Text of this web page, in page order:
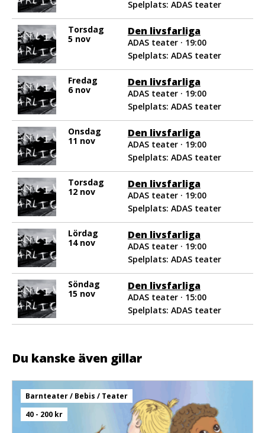
Spelplats: ADAS teater
Torsdag
5 nov
Den livsfarliga
ADAS teater · 19:00
Spelplats: ADAS teater
Fredag
6 nov
Den livsfarliga
ADAS teater · 19:00
Spelplats: ADAS teater
Onsdag
11 nov
Den livsfarliga
ADAS teater · 19:00
Spelplats: ADAS teater
Torsdag
12 nov
Den livsfarliga
ADAS teater · 19:00
Spelplats: ADAS teater
Lördag
14 nov
Den livsfarliga
ADAS teater · 19:00
Spelplats: ADAS teater
Söndag
15 nov
Den livsfarliga
ADAS teater · 15:00
Spelplats: ADAS teater
Du kanske även gillar
Barnteater / Bebis / Teater
40 - 200 kr